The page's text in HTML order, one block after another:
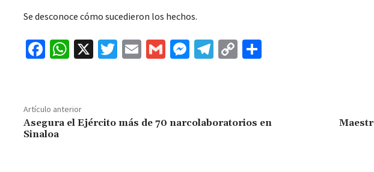
Se desconoce cómo sucedieron los hechos.
Fa
o
o
k
W
sA
p
X
T
E
G
M
ge
Te
m
C
Li ar
Artículo anterior
Asegura el Ejército más de 70 narcolaboratorios en
Sinaloa